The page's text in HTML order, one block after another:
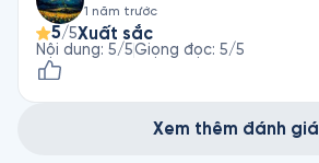
1 năm trước
5/5Xuất sắc
Nội dung: 5/5Giọng đọc: 5/5
Xem thêm đánh giá